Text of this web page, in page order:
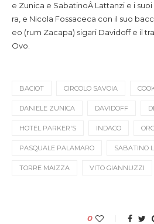
e Zunica e SabatinoÂ Lattanzi e i
ra, e Nicola Fossaceca con il suo
eo (rum Zacapa) sigari Davidoff e il
Ovo.
BACIOT CIRCOLO SAVOIA
DANIELE ZUNICA DAVIDOFF
HOTEL PARKER'S INDACO
PASQUALE PALAMARO SABATINO
TORRE MAIZZA VITO GIANNUZZI
0